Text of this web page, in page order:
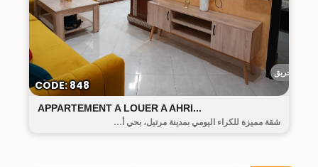
أحريق
APPARTEMENT A LOUER A AHRI...
شقة مميزة للكراء اليومي بمدينة مرتيل، بحي أ...
CODE: 848